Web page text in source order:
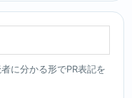
に分かる形でPR表記を